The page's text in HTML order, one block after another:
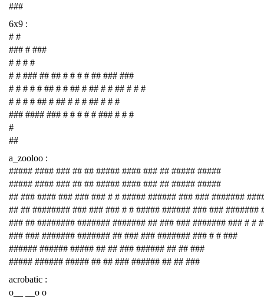
###
6x9 :
# #
### # ###
# # # #
# # ### ## ## # # # # ## ### ###
# # # # # ## # # ## # ## # # ## # # #
# # # # ## # ## # # # ## # # #
### #### ### # # # # # ### # # #
#
##
a_zooloo :
##### #### ### ## ## ##### #### ### ## ##### #####
##### #### ### ## ## ##### #### ### ## ##### #####
## ### #### ### ### ### # # ##### ###### ### ### #######
## ## ######## ### ### ### # # ##### ###### ### ### #######
### ## ######## ####### ####### ## ### ### ####### ### # #
### ### ####### ####### ## ### ### ####### ### # # ###
###### ###### ##### ## ## ### ###### ## ## ###
##### ###### ##### ## ## ### ###### ## ## ###
acrobatic :
o__ __o o